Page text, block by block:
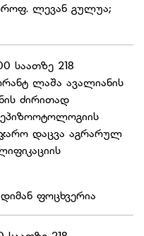
ლევან გულუა;
საათზე 218
ლაშა ავალიანის
ძირითად
დაცვა აგრარულ
ფოცხვერია